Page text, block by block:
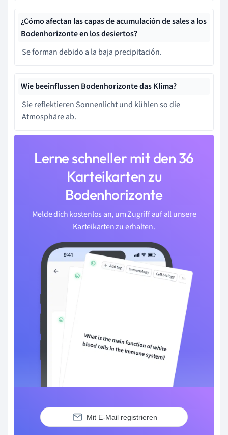
¿Cómo afectan las capas de acumulación de sales a los
Bodenhorizonte en los desiertos?
Se forman debido a la baja precipitación.
Wie beeinflussen Bodenhorizonte das Klima?
Sie reflektieren Sonnenlicht und kühlen so die
Atmosphäre ab.
Lerne schneller mit den 36
Karteikarten zu
Bodenhorizonte
Melde dich kostenlos an, um Zugriff auf all unsere
Karteikarten zu erhalten.
Mit E-Mail registrieren